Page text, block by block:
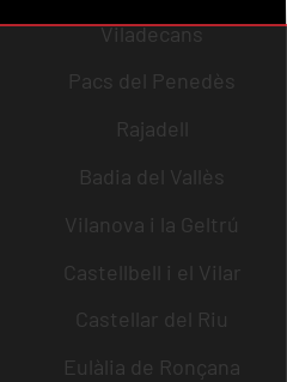
Viladecans
Pacs del Penedès
Rajadell
Badia del Vallès
Vilanova i la Geltrú
Castellbell i el Vilar
Castellar del Riu
Eulàlia de Ronçana